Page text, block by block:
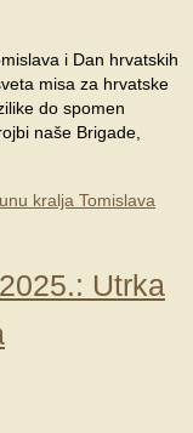
i Dan hrvatskih
misa za hrvatske
do spomen
naše Brigade,
Utrka